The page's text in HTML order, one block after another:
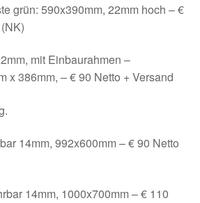
grün: 590x390mm, 22mm hoch – €
mit Einbaurahmen –
x 386mm, – € 90 Netto + Versand
14mm, 992x600mm – € 90 Netto
14mm, 1000x700mm – € 110